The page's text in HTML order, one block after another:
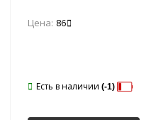
Цена: 86
Есть в наличии (-1)